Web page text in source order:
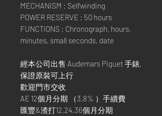
MECHANISM : Selfwinding
POWER RESERVE : 50 hours
FUNCTIONS : Chronograph, hours,
minutes, small seconds, date
經本公司出售 Audemars Piguet 手錶,
保證原裝可上行
歡迎門市交收
AE 12個月分期 （3.8% ）手續費
匯豐&渣打12,24,36個月分期